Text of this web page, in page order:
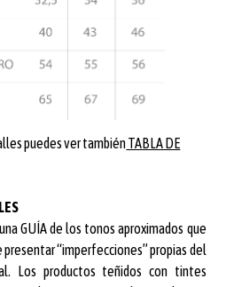
puedes ver tambiénTABLA DE
GUÍA de los tonos aproximados que
“imperfecciones” propias del
Los productos teñidos con tintes